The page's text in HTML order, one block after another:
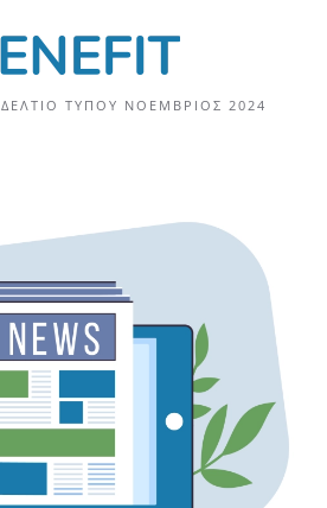
ΤΎΠΟΥ ΝΟΈΜΒΡΙΟΣ 2024